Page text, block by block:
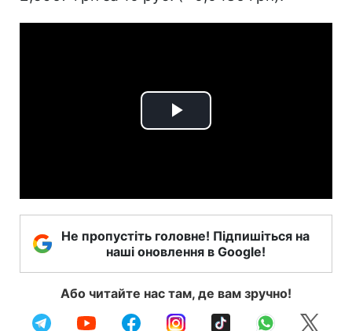
Play
Не пропустіть головне! Підпишіться на
наші оновлення в Google!
Або читайте нас там, де вам зручно!